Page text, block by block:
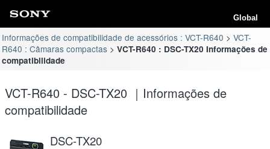
Global
Informações de compatibilidade de acessórios : VCT-R640
VCT-
R640 : Câmaras compactas
VCT-R640 : DSC-TX20 Informações de
compatibilidade
VCT-R640 - DSC-TX20 ｜Informações de
compatibilidade
DSC-TX20